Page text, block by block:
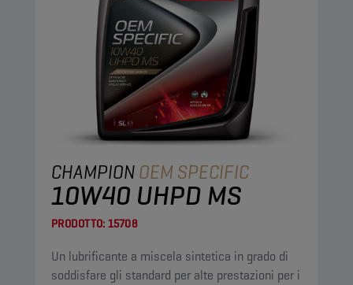
CHAMPIONOEM SPECIFIC
10W40 UHPD MS
PRODOTTO: 15708
Un lubrificante a miscela sintetica in grado di
soddisfare gli standard per alte prestazioni per i